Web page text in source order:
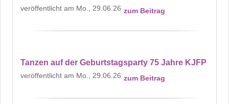
Mo., 29.06.26 zum Beitrag
Tanzen auf der Geburtstagsparty 75 Jahre KJFP
Mo., 29.06.26 zum Beitrag